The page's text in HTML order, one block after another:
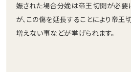
娠された場合分娩は帝王切開が必要
が、この傷を延長することにより帝
増えない事などが挙げられます。